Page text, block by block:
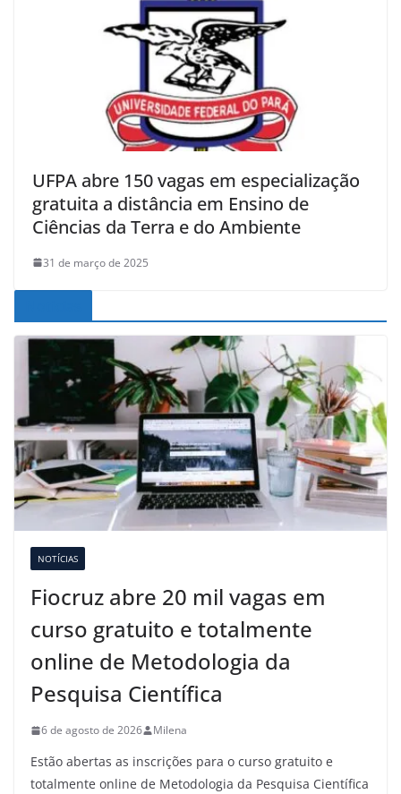
UFPA abre 150 vagas em especialização
gratuita a distância em Ensino de
Ciências da Terra e do Ambiente
31 de março de 2025
NOTÍCIAS
Fiocruz abre 20 mil vagas em
curso gratuito e totalmente
online de Metodologia da
Pesquisa Científica
6 de agosto de 2026 Milena
Estão abertas as inscrições para o curso gratuito e
totalmente online de Metodologia da Pesquisa Científica